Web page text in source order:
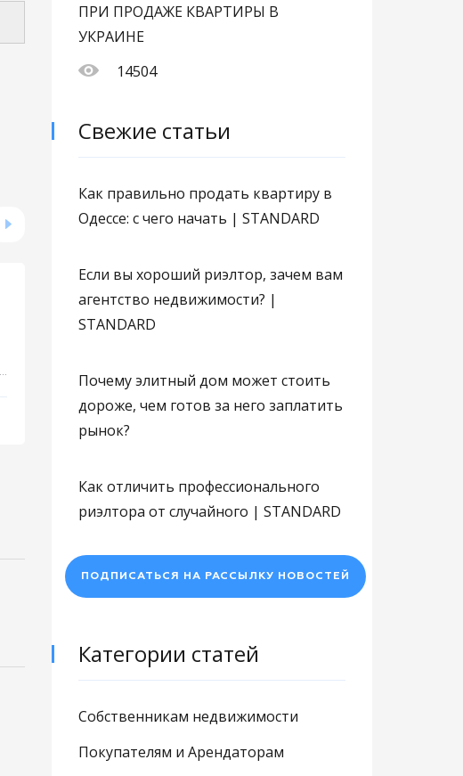
Авторский район
Пересыпский, Гоголя улица
ПРИ ПРОДАЖЕ КВАРТИРЫ В
УКРАИНЕ
14504
Свежие статьи
Как правильно продать квартиру в
Одессе: с чего начать | STANDARD
Если вы хороший риэлтор, зачем вам
агентство недвижимости? |
STANDARD
Почему элитный дом может стоить
дороже, чем готов за него заплатить
рынок?
Как отличить профессионального
риэлтора от случайного | STANDARD
ПОДПИСАТЬСЯ НА РАССЫЛКУ НОВОСТЕЙ
Категории статей
Собственникам недвижимости
Покупателям и Арендаторам